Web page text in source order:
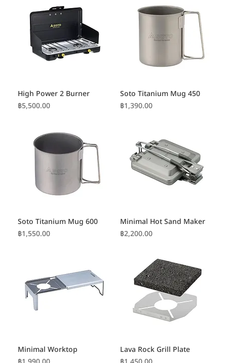
High Power 2 Burner
ราคา
฿5,500.00
Soto Titanium Mug 450
ราคา
฿1,390.00
Soto Titanium Mug 600
ราคา
฿1,550.00
Minimal Hot Sand Maker
ราคา
฿2,200.00
Minimal Worktop
Lava Rock Grill Plate